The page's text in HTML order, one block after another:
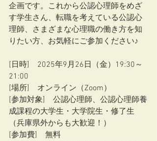
企画です。これから公認心理師をめざ
す学生さん、転職を考えている公認心
理師、さまざまな心理職の働き方を知
りたい方、お気軽にご参加ください♪
[日時]　2025年9月26日（金）19:30～
21:00
[場所]　オンライン（Zoom）
[参加対象]　公認心理師、公認心理師養
成課程の大学生・大学院生・修了生
（兵庫県外からも大歓迎！）
[参加費]　無料